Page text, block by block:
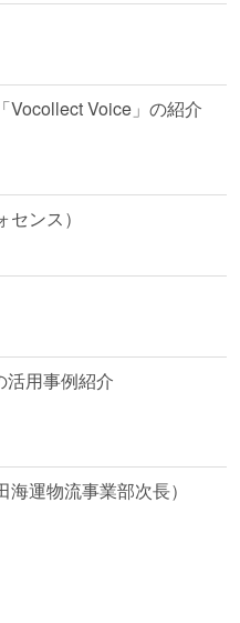
Vocollect Voice」の紹介
ンス）
活用事例紹介
運物流事業部次長）